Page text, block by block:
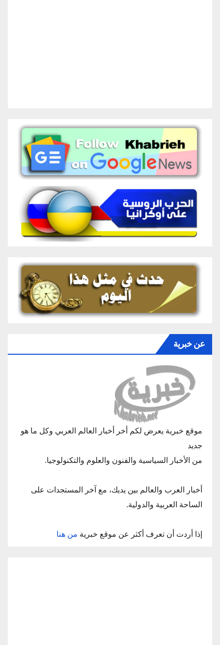
عن خبرية
موقع خبرية يعرض لكم أخر أخبار العالم العربي وكل ما هو
جديد
من الأخبار السياسية والفنون والعلوم والتكنولوجيا.
أخبار العرب والعالم بين يديك، مع آخر المستجدات على
الساحة العربية والدولية.
إذا أردت أن تعرف أكثر عن موقع خبرية من هنا